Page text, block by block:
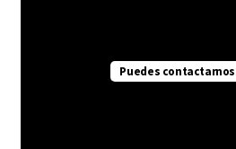
Puedes